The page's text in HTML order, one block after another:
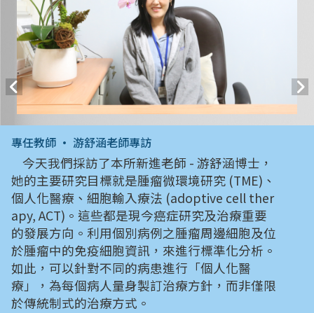
專任教師 • 游舒涵老師專訪
今天我們採訪了本所新進老師 - 游舒涵博士，
她的主要研究目標就是腫瘤微環境研究 (TME)、
個人化醫療、細胞輸入療法 (adoptive cell ther
apy, ACT)。這些都是現今癌症研究及治療重要
的發展方向。利用個別病例之腫瘤周邊細胞及位
於腫瘤中的免疫細胞資訊，來進行標準化分析。
如此，可以針對不同的病患進行「個人化醫
療」，為每個病人量身製訂治療方針，而非僅限
於傳統制式的治療方式。